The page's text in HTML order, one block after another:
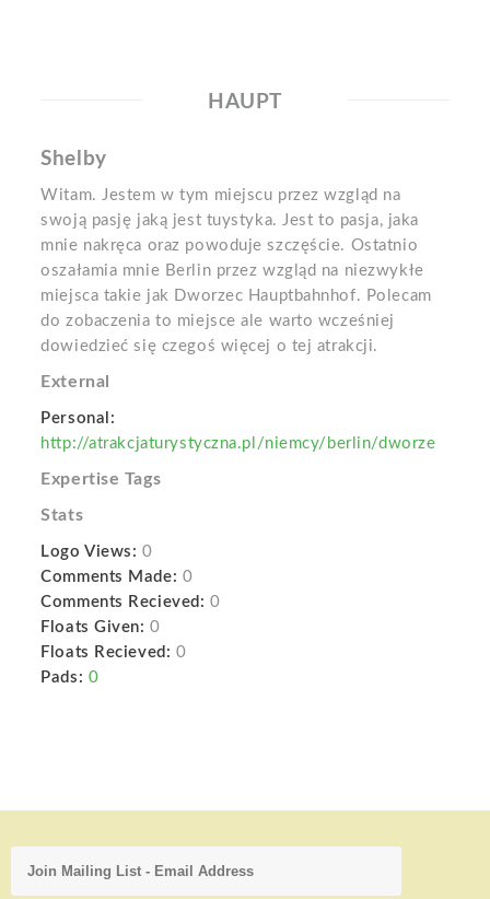
HAUPT
Shelby
Witam. Jestem w tym miejscu przez wzgląd na
swoją pasję jaką jest tuystyka. Jest to pasja, jaka
mnie nakręca oraz powoduje szczęście. Ostatnio
oszałamia mnie Berlin przez wzgląd na niezwykłe
miejsca takie jak Dworzec Hauptbahnhof. Polecam
do zobaczenia to miejsce ale warto wcześniej
dowiedzieć się czegoś więcej o tej atrakcji.
External
Personal:
http://atrakcjaturystyczna.pl/niemcy/berlin/dworze
Expertise Tags
Stats
Logo Views: 0
Comments Made: 0
Comments Recieved: 0
Floats Given: 0
Floats Recieved: 0
Pads: 0